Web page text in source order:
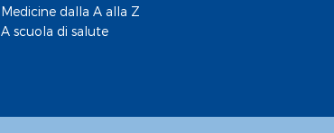
Medicine dalla A alla Z
A scuola di salute